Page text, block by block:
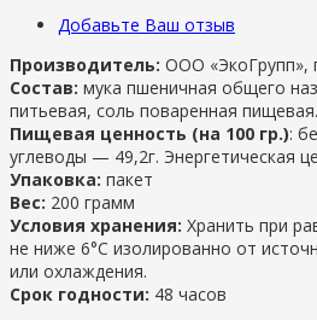
Добавьте Ваш отзыв
Производитель: ООО «ЭкоГрупп»,
Состав: мука пшеничная общего
питьевая, соль поваренная пищевая.
Пищевая ценность (на 100 гр.):
углеводы — 49,2г. Энергетическая
Упаковка: пакет
Вес: 200 грамм
Условия хранения: Хранить при
не ниже 6°С изолированно от
или охлаждения.
Срок годности: 48 часов